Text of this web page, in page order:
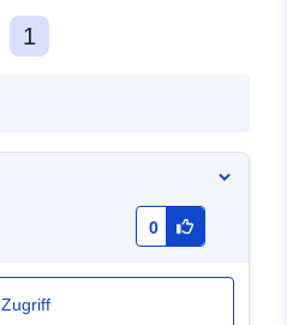
1
0
Zugriff